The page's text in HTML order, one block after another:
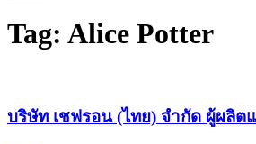
Tag: Alice Potter
บริษัท เชฟรอน (ไทย) จำกัด ผู้ผลิต